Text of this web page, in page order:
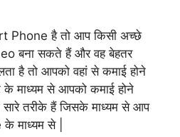
Phone है तो आप किसी अच्छे
बना सकते हैं और वह बेहतर
है तो आपको वहां से कमाई होने
के माध्यम से आपको कमाई होने
तरीके हैं जिसके माध्यम से आप
माध्यम से |